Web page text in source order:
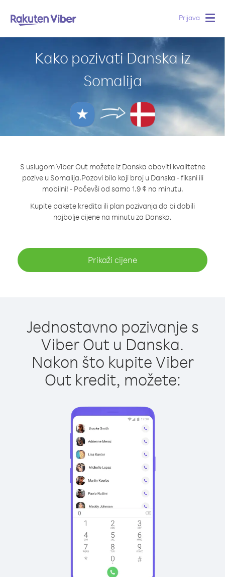
Prijava
Kako pozivati Danska iz
Somalija
S uslugom Viber Out možete iz Danska obaviti kvalitetne
pozive u Somalija.Pozovi bilo koji broj u Danska - fiksni ili
mobilni! - Počevši od samo 1.9 ¢ na minutu.
Kupite pakete kredita ili plan pozivanja da bi dobili
najbolje cijene na minutu za Danska.
Prikaži cijene
Jednostavno pozivanje s
Viber Out u Danska.
Nakon što kupite Viber
Out kredit, možete: